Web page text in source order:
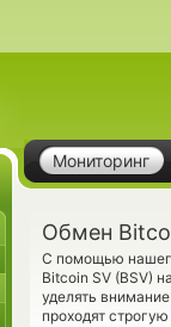
Мониторинг
Обмен
С помощью
Bitcoin SV (BSV)
уделять
проходят